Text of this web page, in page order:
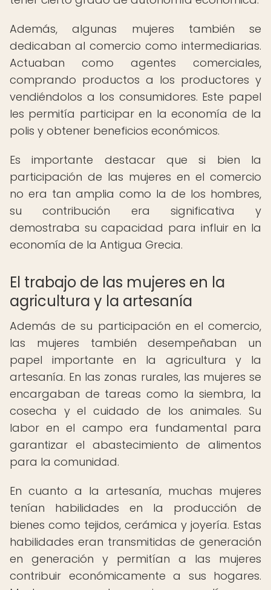
Además, algunas mujeres también se
dedicaban al comercio como intermediarias.
Actuaban como agentes comerciales,
comprando productos a los productores y
vendiéndolos a los consumidores. Este papel
les permitía participar en la economía de la
polis y obtener beneficios económicos.
Es importante destacar que si bien la
participación de las mujeres en el comercio
no era tan amplia como la de los hombres,
su contribución era significativa y
demostraba su capacidad para influir en la
economía de la Antigua Grecia.
El trabajo de las mujeres en la
agricultura y la artesanía
Además de su participación en el comercio,
las mujeres también desempeñaban un
papel importante en la agricultura y la
artesanía. En las zonas rurales, las mujeres se
encargaban de tareas como la siembra, la
cosecha y el cuidado de los animales. Su
labor en el campo era fundamental para
garantizar el abastecimiento de alimentos
para la comunidad.
En cuanto a la artesanía, muchas mujeres
tenían habilidades en la producción de
bienes como tejidos, cerámica y joyería. Estas
habilidades eran transmitidas de generación
en generación y permitían a las mujeres
contribuir económicamente a sus hogares.